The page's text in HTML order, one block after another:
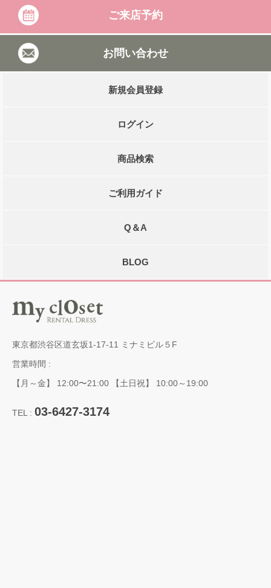
ご来店予約
お問い合わせ
新規会員登録
ログイン
商品検索
ご利用ガイド
Q＆A
BLOG
東京都渋谷区道玄坂1-17-11 ミナミビル５F
営業時間 :
【月～金】 12:00〜21:00 【土日祝】 10:00～19:00
TEL : 03-6427-3174